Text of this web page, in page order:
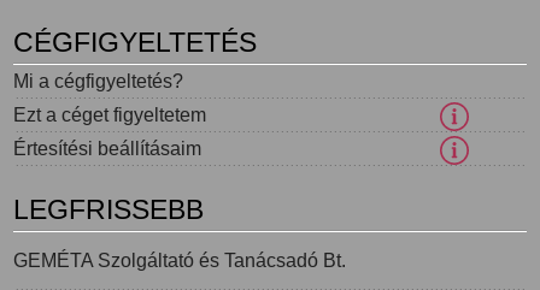
CÉGFIGYELTETÉS
Mi a cégfigyeltetés?
Ezt a céget figyeltetem
Értesítési beállításaim
LEGFRISSEBB
GEMÉTA Szolgáltató és Tanácsadó Bt.